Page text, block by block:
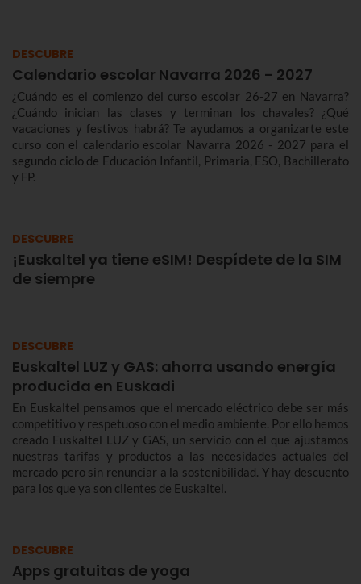
DESCUBRE
Calendario escolar Navarra 2026 - 2027
¿Cuándo es el comienzo del curso escolar 26-27 en Navarra?
¿Cuándo inician las clases y terminan los chavales? ¿Qué
vacaciones y festivos habrá? Te ayudamos a organizarte este
curso con el calendario escolar Navarra 2026 - 2027 para el
segundo ciclo de Educación Infantil, Primaria, ESO, Bachillerato
y FP.
DESCUBRE
¡Euskaltel ya tiene eSIM! Despídete de la SIM
de siempre
DESCUBRE
Euskaltel LUZ y GAS: ahorra usando energía
producida en Euskadi
En Euskaltel pensamos que el mercado eléctrico debe ser más
competitivo y respetuoso con el medio ambiente. Por ello hemos
creado Euskaltel LUZ y GAS, un servicio con el que ajustamos
nuestras tarifas y productos a las necesidades actuales del
mercado pero sin renunciar a la sostenibilidad. Y hay descuento
para los que ya son clientes de Euskaltel.
DESCUBRE
Apps gratuitas de yoga